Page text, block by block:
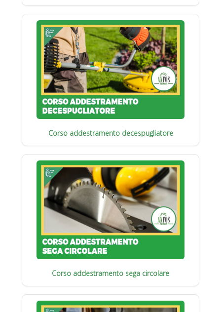
Corso addestramento decespugliatore
Corso addestramento sega circolare